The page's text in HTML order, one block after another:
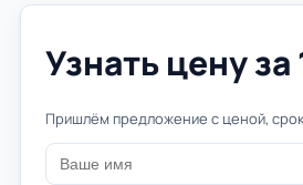
Узнать цену за
Пришлём предложение с ценой,